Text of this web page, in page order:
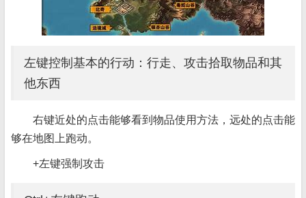
左键控制基本的行动：行走、攻击拾取物品和其
他东西
右键近处的点击能够看到物品使用方法，远处的点击能
够在地图上跑动。
+左键强制攻击